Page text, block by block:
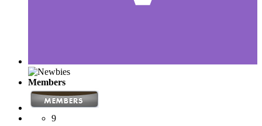
Members
9